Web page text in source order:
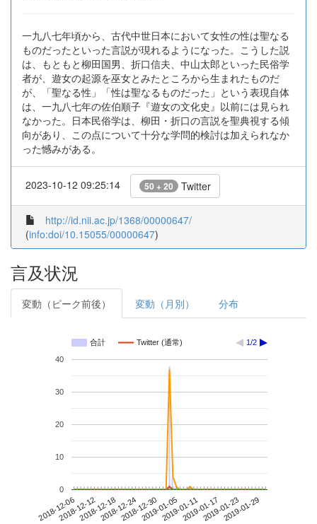
一九八七年頃から、古代中世日本において女性の性は聖なる
ものだったといった言説が現れるようになった。こうした説
は、もともと柳田国男、折口信夫、中山太郎といった民俗学
者が、遊女の起源を巫女とみたところから生まれたものだ
が、「聖なる性」「性は聖なるものだった」という表現自体
は、一九八七年の佐伯順子『遊女の文化史』以前には見られ
なかった。日本民俗学は、柳田・折口の言説を聖典視する傾
向があり、この点について十分な学問的検討は加えられなか
った憾みがある。
2023-10-12 09:25:14 50 + 20 Twitter
http://id.nii.ac.jp/1368/00000647/
(info:doi/10.15055/00000647)
言及状況
変動（ピーク前後） 変動（月別） 分布
合計 Twitter (通常) 1/2
2018-12-062018-12-122018-12-182018-12-242018-12-302019-01-052019-01-112019-01-172019-01-232019-01-29
0
10
20
30
40